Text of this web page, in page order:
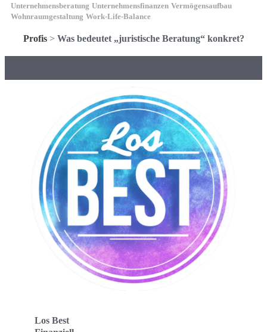
Unternehmensberatung Unternehmensfinanzen Vermögensaufbau
Wohnraumgestaltung Work-Life-Balance
Profis> Was bedeutet „juristische Beratung“ konkret?
Los Best